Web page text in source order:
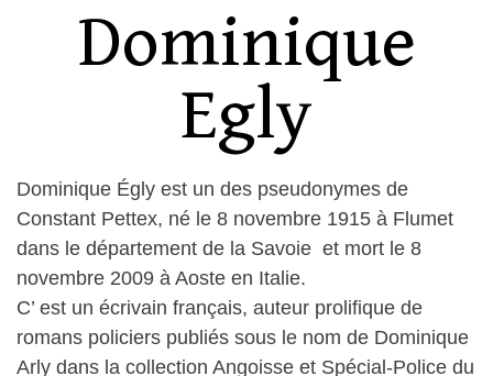
Dominique
Egly
Dominique Égly est un des pseudonymes de
Constant Pettex, né le 8 novembre 1915 à Flumet
dans le département de la Savoie et mort le 8
novembre 2009 à Aoste en Italie.
C’ est un écrivain français, auteur prolifique de
romans policiers publiés sous le nom de Dominique
Arly dans la collection Angoisse et Spécial-Police du